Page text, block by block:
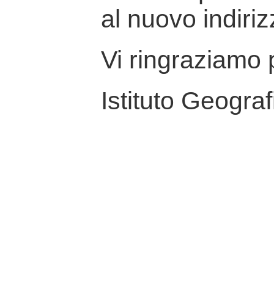
al nuovo
Vi ringraziamo
Istituto